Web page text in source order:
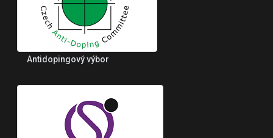
Antidopingový výbor